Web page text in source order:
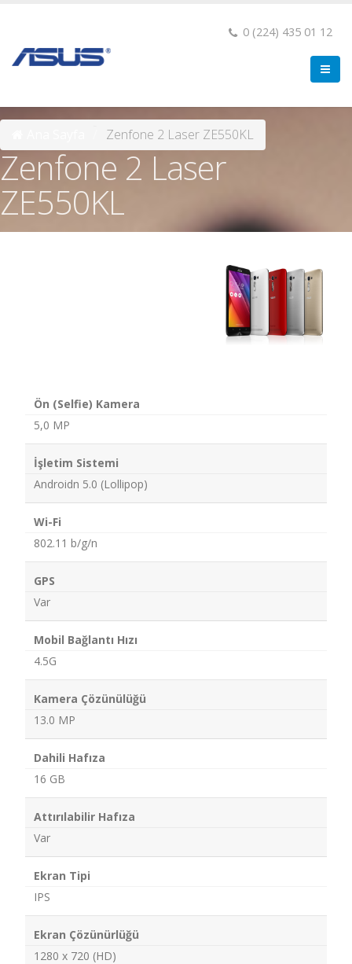
0 (224) 435 01 12
Zenfone 2 Laser ZE550KL
Zenfone 2 Laser
ZE550KL
Ön (Selfie) Kamera
5,0 MP
İşletim Sistemi
Androidn 5.0 (Lollipop)
Wi-Fi
802.11 b/g/n
GPS
Var
Mobil Bağlantı Hızı
4.5G
Kamera Çözünülüğü
13.0 MP
Dahili Hafıza
16 GB
Attırılabilir Hafıza
Var
Ekran Tipi
IPS
Ekran Çözünürlüğü
1280 x 720 (HD)